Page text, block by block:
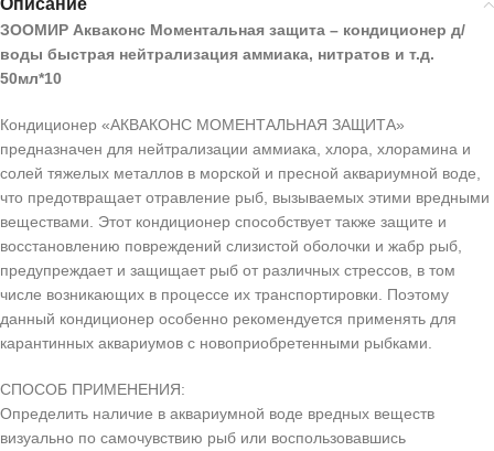
ЗООМИР Акваконс Моментальная защита – кондиционер д/
воды быстрая нейтрализация аммиака, нитратов и т.д.
50мл*10
Кондиционер «АКВАКОНС МОМЕНТАЛЬНАЯ ЗАЩИТА»
предназначен для нейтрализации аммиака, хлора, хлорамина и
солей тяжелых металлов в морской и пресной аквариумной воде,
что предотвращает отравление рыб, вызываемых этими вредными
веществами. Этот кондиционер способствует также защите и
восстановлению повреждений слизистой оболочки и жабр рыб,
предупреждает и защищает рыб от различных стрессов, в том
числе возникающих в процессе их транспортировки. Поэтому
данный кондиционер особенно рекомендуется применять для
карантинных аквариумов с новоприобретенными рыбками.
СПОСОБ ПРИМЕНЕНИЯ:
Определить наличие в аквариумной воде вредных веществ
визуально по самочувствию рыб или воспользовавшись